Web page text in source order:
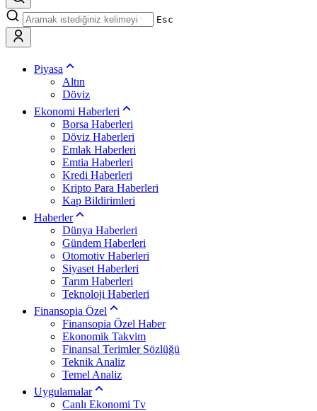
Esc
Piyasa
Altın
Döviz
Ekonomi Haberleri
Borsa Haberleri
Döviz Haberleri
Emlak Haberleri
Emtia Haberleri
Kredi Haberleri
Kripto Para Haberleri
Kap Bildirimleri
Haberler
Dünya Haberleri
Gündem Haberleri
Otomotiv Haberleri
Siyaset Haberleri
Tarım Haberleri
Teknoloji Haberleri
Finansopia Özel
Finansopia Özel Haber
Ekonomik Takvim
Finansal Terimler Sözlüğü
Teknik Analiz
Temel Analiz
Uygulamalar
Canlı Ekonomi Tv